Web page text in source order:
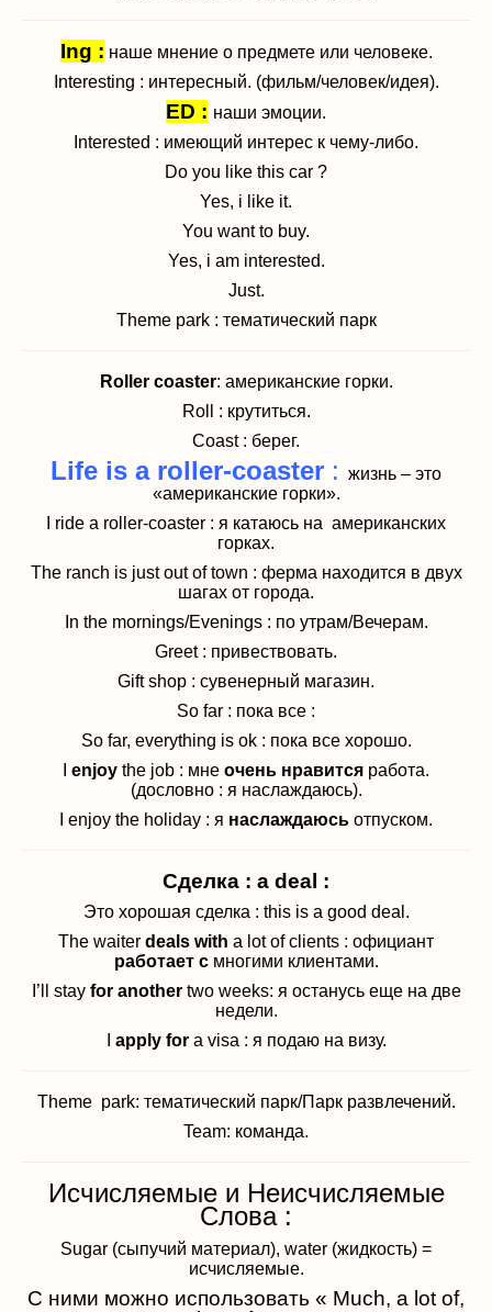
Ing : наше мнение о предмете или человеке.
Interesting : интересный. (фильм/человек/идея).
ED : наши эмоции.
Interested : имеющий интерес к чему-либо.
Do you like this car ?
Yes, i like it.
You want to buy.
Yes, i am interested.
Just.
Theme park : тематический парк
Roller coaster: американские горки.
Roll : крутиться.
Coast : берег.
Life is a roller-coaster : жизнь – это
«американские горки».
I ride a roller-coaster : я катаюсь на американских
горках.
The ranch is just out of town : ферма находится в двух
шагах от города.
In the mornings/Evenings : по утрам/Вечерам.
Greet : привествовать.
Gift shop : сувенерный магазин.
So far : пока все :
So far, everything is ok : пока все хорошо.
enjoy the job : мне очень нравится работа.
(дословно : я наслаждаюсь).
I enjoy the holiday : я наслаждаюсь отпуском.
Сделка : a deal :
Это хорошая сделка : this is a good deal.
The waiter deals with a lot of clients : официант
работает смногими клиентами.
I’ll stay for another two weeks: я останусь еще на две
недели.
apply fora visa : я подаю на визу.
Theme park: тематический парк/Парк развлечений.
Team: команда.
Исчисляемые и Неисчисляемые
Слова :
Sugar (сыпучий материал), water (жидкость) =
исчисляемые.
С ними можно использовать « Much, a lot of,